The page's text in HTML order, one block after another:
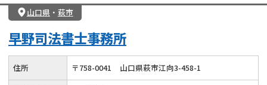
山口県 ・ 萩市
早野司法書士事務所
住所 〒758-0041 山口県萩市江向3-458-1